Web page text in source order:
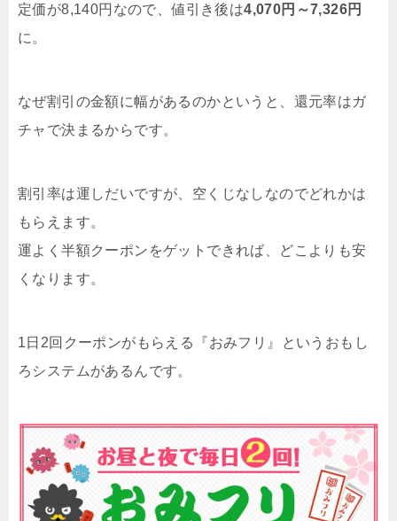
定価が8,140円なので、値引き後は4,070円～7,326円
に。
なぜ割引の金額に幅があるのかというと、還元率はガ
チャで決まるからです。
割引率は運しだいですが、空くじなしなのでどれかは
もらえます。
運よく半額クーポンをゲットできれば、どこよりも安
くなります。
1日2回クーポンがもらえる『おみフリ』というおもし
ろシステムがあるんです。